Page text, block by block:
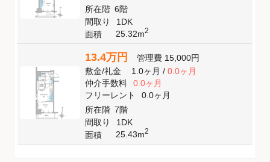
所在階 6階
間取り
1DK
面積
25.32m2
13.4万円 管理費 15,000円
敷金/礼金 1.0ヶ月/ 0.0ヶ月
仲介手数料
0.0ヶ月
フリーレント
0.0ヶ月
所在階 7階
間取り
1DK
面積
25.43m2